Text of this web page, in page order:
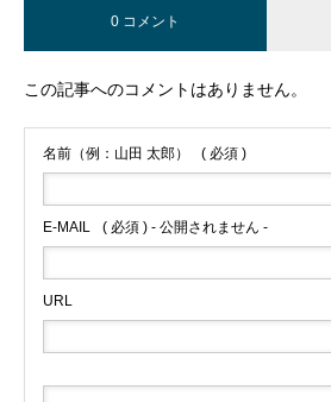
0 コメント
この記事へのコメントはありません。
名前（例：山田 太郎） ( 必須 )
E-MAIL ( 必須 ) - 公開されません -
URL